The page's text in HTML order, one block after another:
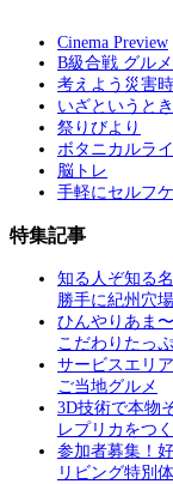
Cinema Preview
B級合戦 グル
考えよう災害
いざというと
祭りびより
ボタニカルラ
脳トレ
手軽にセルフ
特集記事
知る人ぞ知る
勝手に紀州穴
ひんやりあま
こだわりたっ
サービスエリ
ご当地グルメ
3D技術で本物
レプリカをつ
参加者募集！
リビング特別